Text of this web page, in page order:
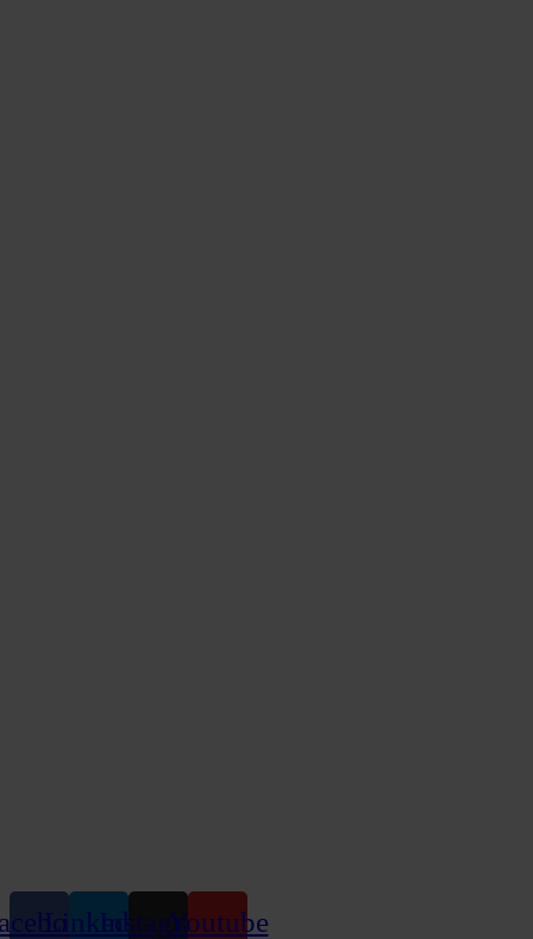
Linkedin
InstagramYoutube